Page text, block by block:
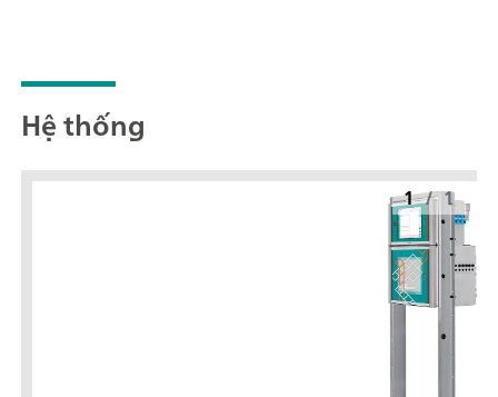
Hệ thống
1 / 1